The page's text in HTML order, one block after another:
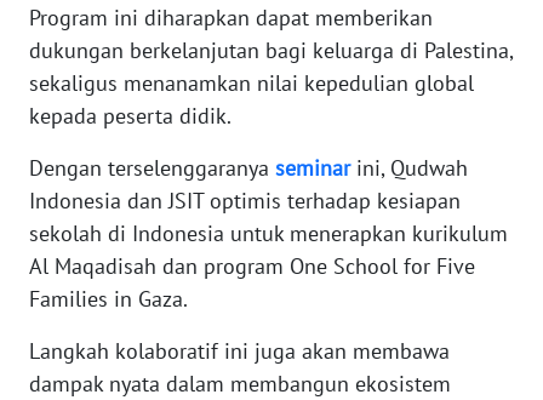
Program ini diharapkan dapat memberikan
dukungan berkelanjutan bagi keluarga di Palestina,
sekaligus menanamkan nilai kepedulian global
kepada peserta didik.
Dengan terselenggaranya seminarini, Qudwah
Indonesia dan JSIT optimis terhadap kesiapan
sekolah di Indonesia untuk menerapkan kurikulum
Al Maqadisah dan program One School for Five
Families in Gaza.
Langkah kolaboratif ini juga akan membawa
dampak nyata dalam membangun ekosistem
WN
KALTARA
KALSEL
WN
KALTIM
SULSEL